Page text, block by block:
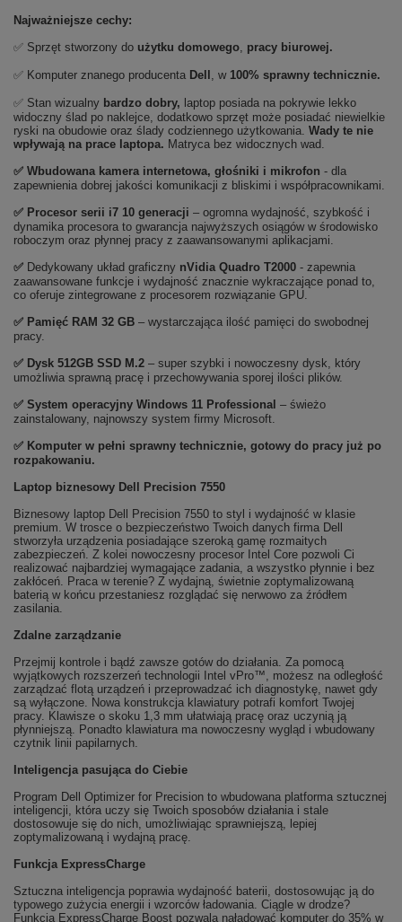
Najważniejsze cechy:
✅ Sprzęt stworzony do użytku domowego, pracy biurowej.
✅ Komputer znanego producenta Dell , w 100% sprawny technicznie.
✅ Stan wizualny bardzo dobry, laptop posiada na pokrywie lekko
widoczny ślad po naklejce, dodatkowo sprzęt może posiadać niewielkie
ryski na obudowie oraz ślady codziennego użytkowania. Wady te nie
wpływają na prace laptopa. Matryca bez widocznych wad.
✅ Wbudowana kamera internetowa, głośniki i mikrofon - dla
zapewnienia dobrej jakości komunikacji z bliskimi i współpracownikami.
✅ Procesor serii i7 10 generacji – ogromna wydajność, szybkość i
dynamika procesora to gwarancja najwyższych osiągów w środowisko
roboczym oraz płynnej pracy z zaawansowanymi aplikacjami.
✅ Dedykowany układ graficzny nVidia Quadro T2000 - zapewnia
zaawansowane funkcje i wydajność znacznie wykraczające ponad to,
co oferuje zintegrowane z procesorem rozwiązanie GPU.
✅ Pamięć RAM 32 GB – wystarczająca ilość pamięci do swobodnej
pracy.
✅ Dysk 512GB SSD M.2 – super szybki i nowoczesny dysk, który
umożliwia sprawną pracę i przechowywania sporej ilości plików.
✅ System operacyjny Windows 11 Professional – świeżo
zainstalowany, najnowszy system firmy Microsoft.
✅ Komputer w pełni sprawny technicznie, gotowy do pracy już po
rozpakowaniu.
Laptop biznesowy Dell Precision 7550
Biznesowy laptop Dell Precision 7550 to styl i wydajność w klasie
premium. W trosce o bezpieczeństwo Twoich danych firma Dell
stworzyła urządzenia posiadające szeroką gamę rozmaitych
zabezpieczeń. Z kolei nowoczesny procesor Intel Core pozwoli Ci
realizować najbardziej wymagające zadania, a wszystko płynnie i bez
zakłóceń. Praca w terenie? Z wydajną, świetnie zoptymalizowaną
baterią w końcu przestaniesz rozglądać się nerwowo za źródłem
zasilania.
Zdalne zarządzanie
Przejmij kontrole i bądź zawsze gotów do działania. Za pomocą
wyjątkowych rozszerzeń technologii Intel vPro™, możesz na odległość
zarządzać flotą urządzeń i przeprowadzać ich diagnostykę, nawet gdy
są wyłączone. Nowa konstrukcja klawiatury potrafi komfort Twojej
pracy. Klawisze o skoku 1,3 mm ułatwiają pracę oraz uczynią ją
płynniejszą. Ponadto klawiatura ma nowoczesny wygląd i wbudowany
czytnik linii papilarnych.
Inteligencja pasująca do Ciebie
Program Dell Optimizer for Precision to wbudowana platforma sztucznej
inteligencji, która uczy się Twoich sposobów działania i stale
dostosowuje się do nich, umożliwiając sprawniejszą, lepiej
zoptymalizowaną i wydajną pracę.
Funkcja ExpressCharge
Sztuczna inteligencja poprawia wydajność baterii, dostosowując ją do
typowego zużycia energii i wzorców ładowania. Ciągle w drodze?
Funkcja ExpressCharge Boost pozwala naładować komputer do 35% w